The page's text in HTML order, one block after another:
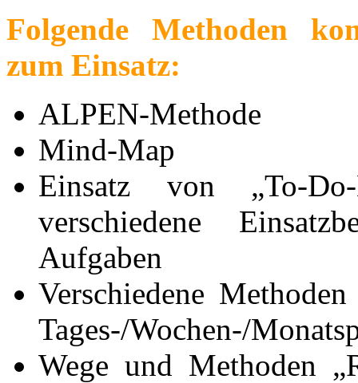
Folgende Methoden
zum Einsatz:
ALPEN-Methode
Mind-Map
Einsatz von „To-
verschiedene
Aufgaben
Verschiedene
Tages-/Wochen-/
Wege und Methoden